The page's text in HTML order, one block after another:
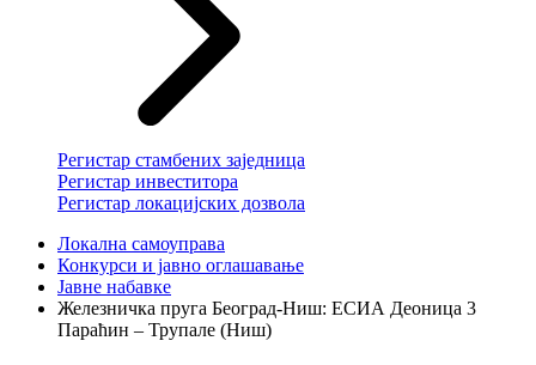
Регистар стамбених заједница
Регистар инвеститора
Регистар локацијских дозвола
Локална самоуправа
Конкурси и јавно оглашавање
Јавне набавке
Железничка пруга Београд-Ниш: ЕСИА Деоница 3
Параћин – Трупале (Ниш)